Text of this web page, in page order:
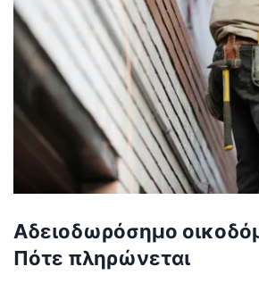
Αδειοδωρόσημο
Πότε πληρώνεται